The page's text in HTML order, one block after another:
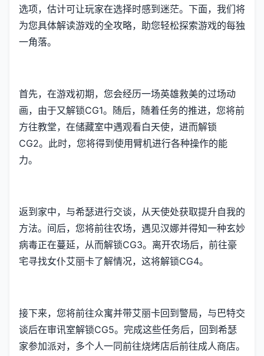
选项，估计可让玩家在选择时感到迷茫。下面，我们将
为您具体解读游戏的全攻略，助您轻松探索游戏的每独
一角落。
首先，在游戏初期，您会经历一场英雄救美的过场动
画，由于又解锁CG1。随后，随着任务的推进，您将前
方往教堂，在储藏室中遇观看白天使，进而解锁
CG2。此时，您将得到使用臂机进行各种操作的能
力。
返到家中，与希瑟进行交谈，从天使处获取提升自我的
方法。间后，您将前往农场，遇见汉娜并得知一种玄妙
病毒正在蔓延，从而解锁CG3。离开农场后，前往豪
宅寻找女仆艾丽卡了解情况，这将解锁CG4。
接下来，您将前往众寓并带艾丽卡回到警局，与巴特交
谈后在审讯室解锁CG5。完成这些任务后，回到希瑟
家参加派对，多个人一同前往烧烤店后前往成人商店。